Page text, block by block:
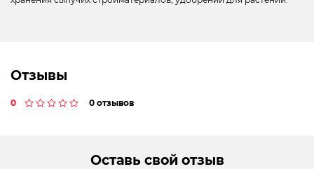
Отзывы
0 0 отзывов
Оставь свой отзыв